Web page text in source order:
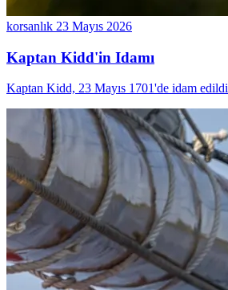
korsanlık 23 Mayıs 2026
Kaptan Kidd'in Idamı
Kaptan Kidd, 23 Mayıs 1701'de idam edildi